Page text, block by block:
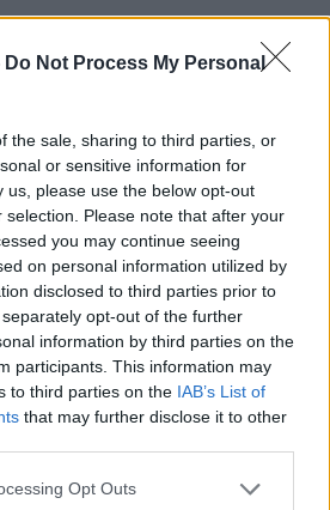
Do Not Process My Personal
the sale, sharing to third parties, or
or sensitive information for
us, please use the below opt-out
Please note that after your
you may continue seeing
on personal information utilized by
disclosed to third parties prior to
opt-out of the further
information by third parties on the
participants. This information may
to third parties on the IAB’s List of
that may further disclose it to other
app uses one or more Google
Opt Outs
Dravograd
Podvelka
Novice Novice
Novice
POMOČ
UJME
Gradec